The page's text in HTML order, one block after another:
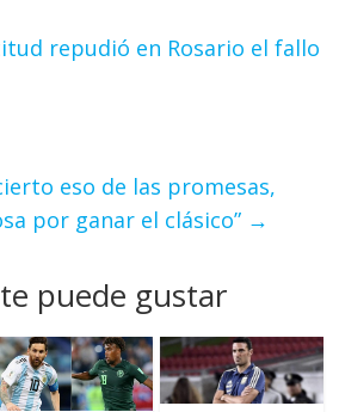
repudió en Rosario el fallo
eso de las promesas,
por ganar el clásico” →
puede gustar